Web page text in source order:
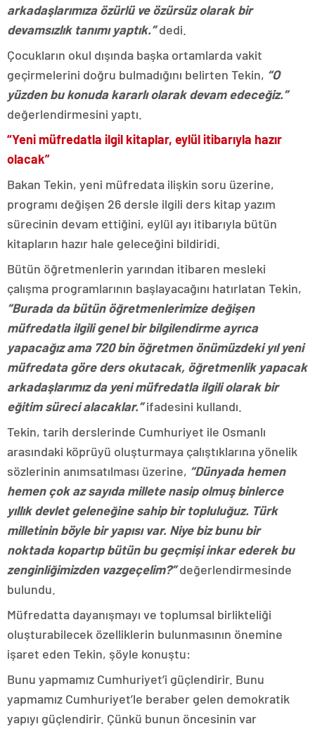
arkadaşlarımıza özürlü ve özürsüz olarak bir
devamsızlık tanımı yaptık.”dedi.
Çocukların okul dışında başka ortamlarda vakit
geçirmelerini doğru bulmadığını belirten Tekin, “O
yüzden bu konuda kararlı olarak devam edeceğiz.”
değerlendirmesini yaptı.
“Yeni müfredatla ilgil kitaplar, eylül itibarıyla hazır
olacak”
Bakan Tekin, yeni müfredata ilişkin soru üzerine,
programı değişen 26 dersle ilgili ders kitap yazım
sürecinin devam ettiğini, eylül ayı itibarıyla bütün
kitapların hazır hale geleceğini bildiridi.
Bütün öğretmenlerin yarından itibaren mesleki
çalışma programlarının başlayacağını hatırlatan Tekin,
“Burada da bütün öğretmenlerimize değişen
müfredatla ilgili genel bir bilgilendirme ayrıca
yapacağız ama 720 bin öğretmen önümüzdeki yıl yeni
müfredata göre ders okutacak, öğretmenlik yapacak
arkadaşlarımız da yeni müfredatla ilgili olarak bir
eğitim süreci alacaklar.”ifadesini kullandı.
Tekin, tarih derslerinde Cumhuriyet ile Osmanlı
arasındaki köprüyü oluşturmaya çalıştıklarına yönelik
sözlerinin anımsatılması üzerine, “Dünyada hemen
hemen çok az sayıda millete nasip olmuş binlerce
yıllık devlet geleneğine sahip bir topluluğuz. Türk
milletinin böyle bir yapısı var. Niye biz bunu bir
noktada kopartıp bütün bu geçmişi inkar ederek bu
zenginliğimizden vazgeçelim?”değerlendirmesinde
bulundu.
Müfredatta dayanışmayı ve toplumsal birlikteliği
oluşturabilecek özelliklerin bulunmasının önemine
işaret eden Tekin, şöyle konuştu:
Bunu yapmamız Cumhuriyet’i güçlendirir. Bunu
yapmamız Cumhuriyet’le beraber gelen demokratik
yapıyı güçlendirir. Çünkü bunun öncesinin var